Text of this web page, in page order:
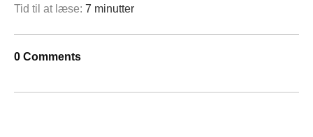
Tid til at læse: 7 minutter
0 Comments